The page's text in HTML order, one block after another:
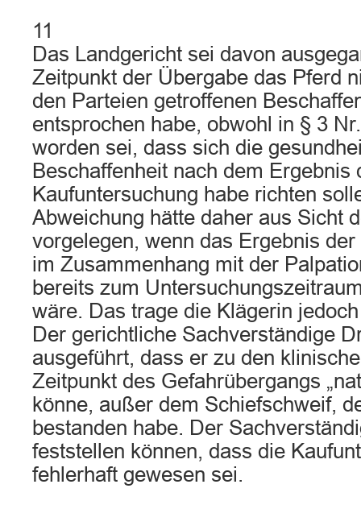
11
Das Landgericht sei davon
Zeitpunkt der Übergabe das Pferd
den Parteien getroffenen
entsprochen habe, obwohl in § 3
worden sei, dass sich die
Beschaffenheit nach dem Ergebnis
Kaufuntersuchung habe richten
Abweichung hätte daher aus Sicht
vorgelegen, wenn das Ergebnis
im Zusammenhang mit der
bereits zum
wäre. Das trage die Klägerin
Der gerichtliche Sachverständige
ausgeführt, dass er zu den
Zeitpunkt des Gefahrübergangs
könne, außer dem Schiefschweif,
bestanden habe. Der
feststellen können, dass die
fehlerhaft gewesen sei.